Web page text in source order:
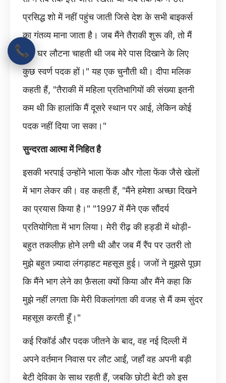
प्रसिद्ध शो में नहीं पहुंच जाती जिसे देश के सभी बाइकर्स
का गंतव्य माना जाता है। जब मैंने तैराकी शुरू की, तो मैं
तभी घर लौटना चाहती थी जब मेरे पास दिखाने के लिए
कुछ स्वर्ण पदक हों।" यह एक चुनौती थी। दीपा मलिक
कहती हैं, "तैराकी में महिला प्रतिभागियों की संख्या इतनी
कम थी कि हालांकि मैं दूसरे स्थान पर आई, लेकिन कोई
पदक नहीं दिया जा सका।"
सुन्दरता आत्मा में निहित है
इसकी भरपाई उन्होंने भाला फेंक और गोला फेंक जैसे खेलों
में भाग लेकर की। वह कहती हैं, "मैंने हमेशा अच्छा दिखने
का प्रयास किया है।" "1997 में मैंने एक सौंदर्य
प्रतियोगिता में भाग लिया। मेरी रीढ़ की हड्डी में थोड़ी-
बहुत तकलीफ़ होने लगी थी और जब मैं रैंप पर उतरी तो
मुझे बहुत ज़्यादा लंगड़ाहट महसूस हुई। जजों ने मुझसे पूछा
कि मैंने भाग लेने का फ़ैसला क्यों किया और मैंने कहा कि
मुझे नहीं लगता कि मेरी विकलांगता की वजह से मैं कम सुंदर
महसूस करती हूँ।"
कई रिकॉर्ड और पदक जीतने के बाद, वह नई दिल्ली में
अपने वर्तमान निवास पर लौट आईं, जहाँ वह अपनी बड़ी
बेटी देविका के साथ रहती हैं, जबकि छोटी बेटी को इस
📞